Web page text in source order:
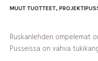
MUUT TUOTTEET,
Ruskanlehden ompelemat
Pusseissa on vahva